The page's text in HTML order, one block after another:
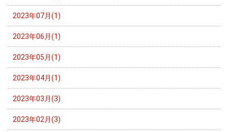
2023年07月(1)
2023年06月(1)
2023年05月(1)
2023年04月(1)
2023年03月(3)
2023年02月(3)